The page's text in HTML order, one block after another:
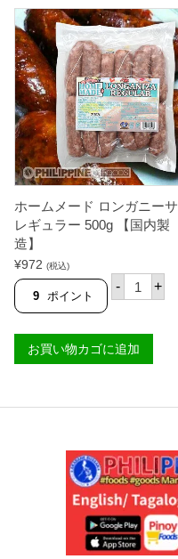
A
N
I
】
個
ン
バ
ゴ
ス
１
匹
パ
ッ
ク
ケ
ー
ス
【
Ａ
Ｒ
Ａ
Ａ
Ｎ
個
ホームメード ロンガニーサ
レギュラー 500g 【国内製
造】
¥972 (税込)
9 ポイント
- ホ
ー
ー
ド
ロ
ニ
レ
ギ
ュ
ラ
ー
5
0
0
+
お買い物カゴに追加